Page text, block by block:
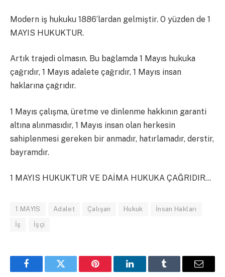
Modern iş hukuku 1886’lardan gelmiştir. O yüzden de 1
MAYIS HUKUKTUR.
Artık trajedi olmasın. Bu bağlamda 1 Mayıs hukuka
çağrıdır, 1 Mayıs adalete çağrıdır, 1 Mayıs insan
haklarına çağrıdır.
1 Mayıs çalışma, üretme ve dinlenme hakkının garanti
altına alınmasıdır, 1 Mayıs insan olan herkesin
sahiplenmesi gereken bir anmadır, hatırlamadır, derstir,
bayramdır.
1 MAYIS HUKUKTUR VE DAİMA HUKUKA ÇAĞRIDIR…
1 MAYIS Adalet Çalışan Hukuk İnsan Hakları
İş İşçi
FacebookTwitter Pinterest LinkedInTumblr Email